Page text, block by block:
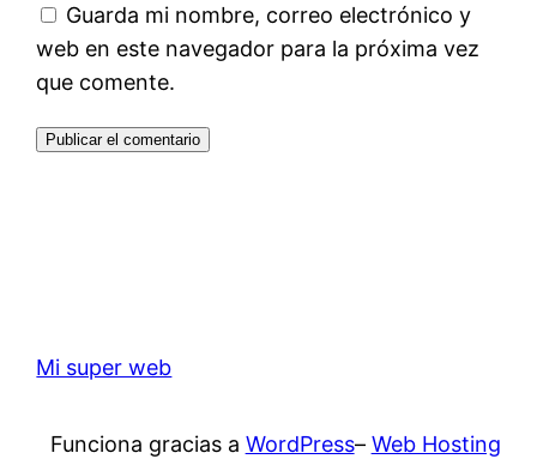
Guarda mi nombre, correo electrónico y
web en este navegador para la próxima vez
que comente.
Mi super web
Funciona gracias a WordPress– Web Hosting